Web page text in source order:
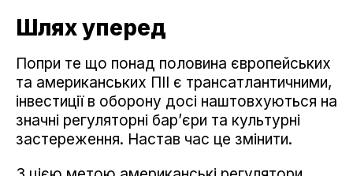
Шлях уперед
Попри те що понад половина європейських
та американських ПІІ є трансатлантичними,
інвестиції в оборону досі наштовхуються на
значні регуляторні бар’єри та культурні
застереження. Настав час це змінити.